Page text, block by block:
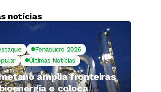
notícias
Fenasucro 2026
Últimas Notícias
amplia fronteiras
e coloca